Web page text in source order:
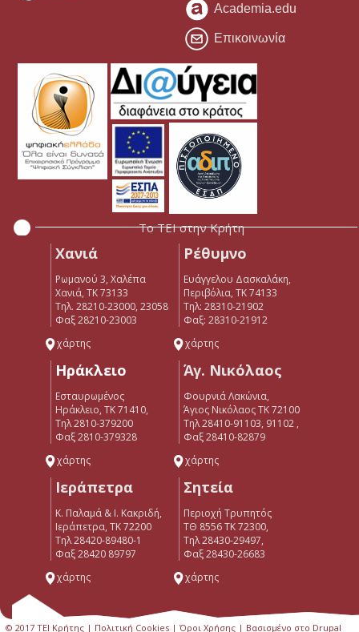
Academia.edu
Επικοινωνία
Το ΤΕΙ στην Κρήτη
Χανιά
Ρωμανού 3, Χαλέπα
Χανιά, ΤΚ 73133
Τηλ. 28210-23000, 23058
Φαξ 28210-23003
χάρτης
Ρέθυμνο
Ευάγγελου Δασκαλάκη,
Περιβόλια, ΤΚ 74133
Tηλ: 28310-21902
Φαξ: 28310-21912
χάρτης
Ηράκλειο
Εσταυρωμένος
Ηράκλειο, ΤΚ 71410,
Τηλ 2810-379200
Φαξ 2810-379328
χάρτης
Άγ. Νικόλαος
Φουρνιά Λακώνια,
Άγιος Νικόλαος ΤΚ 72100
Τηλ 28410-91103, 91102 ,
Φαξ 28410-82879
χάρτης
Ιεράπετρα
Κ. Παλαμά & Ι. Κακριδή,
Ιεράπετρα, ΤΚ 72200
Tηλ 28420-89480-1
Φαξ 28420 89797
χάρτης
Σητεία
Περιοχή Τρυπητός
ΤΘ 8556 ΤΚ 72300,
Τηλ 28430-29497,
Φαξ 28430-26683
χάρτης
© 2017 ΤΕΙ Κρήτης | Πολιτική Cookies | Όροι Χρήσης | Βασισμένο στο Drupal